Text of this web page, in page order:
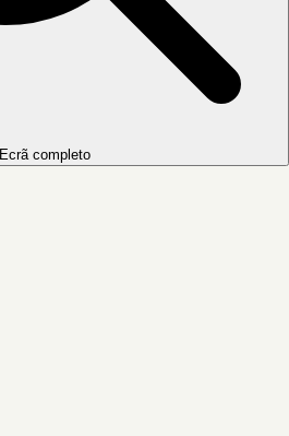
Ecrã completo